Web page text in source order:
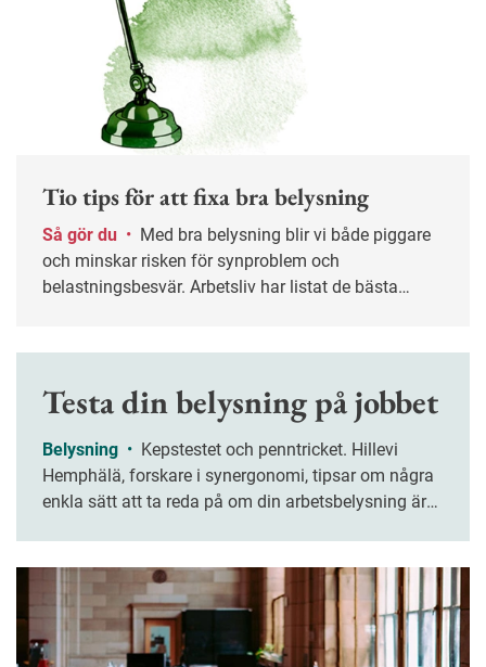
Tio tips för att fixa bra belysning
Så gör du •
och minskar risken för synproblem och
belastningsbesvär. Arbetsliv har listat de bästa
Testa din belysning på jobbet
Belysning •
Hemphälä, forskare i synergonomi, tipsar om några
enkla sätt att ta reda på om din arbetsbelysning är